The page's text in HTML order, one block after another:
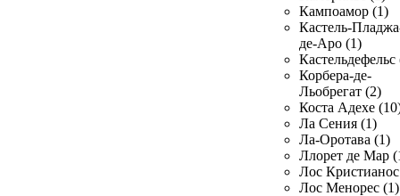
Кампоамор (1)
Кастель-
де-Аро (1)
Кастельдефельс
Корбера-де-
Льобрегат (2)
Коста Адехе
Ла Сения (1)
Ла-Оротава (1)
Ллорет де Мар
Лос
Лос Менорес (1)